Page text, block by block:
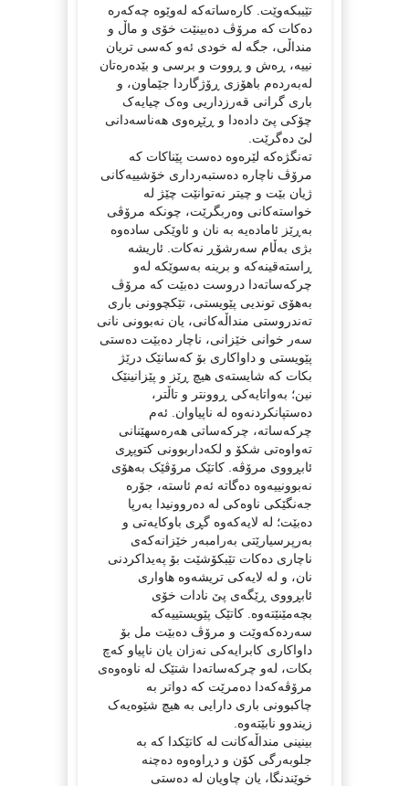
تێیبکەوێت. کارەساتەکە لەوێوە چەکەرە
دەکات کە مرۆڤ دەبینێت خۆی و ماڵ و
منداڵی، جگە لە خودی ئەو کەسی تریان
نییە، ڕەش و ڕووت و برسی و بێدەرەتان
لەبەردەم باهۆزی ڕۆژگاردا جێماون، و
باری گرانی قەرزداریی وەک چیایەک
چۆکی پێ دادەدا و ڕێڕەوی هەناسەدانی
لێ دەگرێت.
تەنگژەکە لێرەوە دەست پێناکات کە
مرۆڤ ناچارە دەستبەرداری خۆشییەکانی
ژیان بێت و چیتر نەتوانێت چێژ لە
خواستەکانی وەربگرێت، چونکە مرۆڤی
بەڕێز ئامادەیە بە نان و ئاوێکی سادەوە
بژی بەڵام سەرشۆڕ نەکات. ئاریشە
ڕاستەقینەکە و برینە بەسوێکە لەو
چرکەساتەدا دروست دەبێت کە مرۆڤ
بەهۆی توندیی پێویستی، تێكچوونی باری
تەندروستی منداڵەکانی، یان نەبوونی نانی
سەر خوانی خێزانی، ناچار دەبێت دەستی
پێویستی و داواکاری بۆ کەسانێک درێژ
بکات کە شایستەی هیچ ڕێز و پێزانینێک
نین؛ بەواتایەکی ڕوونتر و تاڵتر،
دەستپانکردنەوە لە ناپیاوان. ئەم
چرکەساتە، چرکەساتی هەرەسهێنانی
تەواوەتی شکۆ و لکەداربوونی کتوپڕی
ئابڕووی مرۆڤە. کاتێک مرۆڤێک بەهۆی
نەبوونییەوە دەگاتە ئەم ئاستە، جۆرە
جەنگێکی ناوەکی لە دەروونیدا بەرپا
دەبێت؛ لە لایەکەوە گڕی باوکایەتی و
بەرپرسیارێتی بەرامبەر خێزانەکەی
ناچاری دەکات تێبکۆشێت بۆ پەیداکردنی
نان، و لە لایەکی تریشەوە هاواری
ئابڕووی ڕێگەی پێ نادات خۆی
بچەمێنێتەوە. کاتێک پێویستییەکە
سەردەکەوێت و مرۆڤ دەبێت مل بۆ
داواکاری کابرایەکی نەزان یان ناپیاو کەچ
بکات، لەو چرکەساتەدا شتێک لە ناوەوەی
مرۆڤەکەدا دەمرێت کە دواتر بە
چاکبوونی باری دارایی بە هیچ شێوەیەک
زیندوو نابێتەوە.
بینینی منداڵەکانت لە کاتێکدا کە بە
جلوبەرگی کۆن و دڕاوەوە دەچنە
خوێندنگا، یان چاویان لە دەستی